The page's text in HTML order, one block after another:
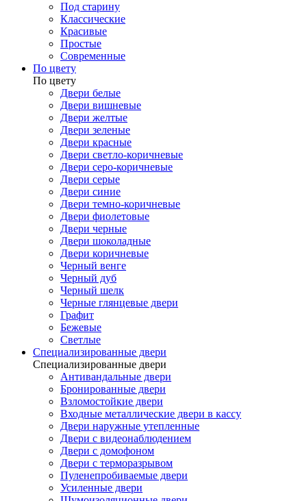
Под старину
Классические
Красивые
Простые
Современные
По цвету
По цвету
Двери белые
Двери вишневые
Двери желтые
Двери зеленые
Двери красные
Двери светло-коричневые
Двери серо-коричневые
Двери серые
Двери синие
Двери темно-коричневые
Двери фиолетовые
Двери черные
Двери шоколадные
Двери коричневые
Черный венге
Черный дуб
Черный шелк
Черные глянцевые двери
Графит
Бежевые
Светлые
Специализированные двери
Специализированные двери
Антивандальные двери
Бронированные двери
Взломостойкие двери
Входные металлические двери в кассу
Двери наружные утепленные
Двери с видеонаблюдением
Двери с домофоном
Двери с терморазрывом
Пуленепробиваемые двери
Усиленные двери